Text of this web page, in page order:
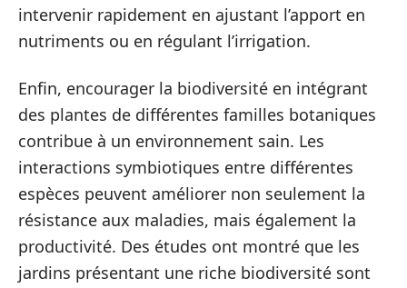
intervenir rapidement en ajustant l’apport en
nutriments ou en régulant l’irrigation.
Enfin, encourager la biodiversité en intégrant
des plantes de différentes familles botaniques
contribue à un environnement sain. Les
interactions symbiotiques entre différentes
espèces peuvent améliorer non seulement la
résistance aux maladies, mais également la
productivité. Des études ont montré que les
jardins présentant une riche biodiversité sont